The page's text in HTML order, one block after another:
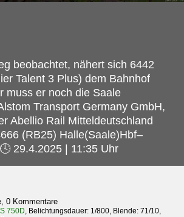
beobachtet, nähert sich 6442
Talent 3 Plus) dem Bahnhof
muss er noch die Saale
Transport Germany GmbH,
Abellio Rail Mitteldeutschland
(RB25) Halle(Saale)Hbf–
29.4.2025 | 11:35 Uhr
0 Kommentare
750D, Belichtungsdauer: 1/800, Blende: 71/10,